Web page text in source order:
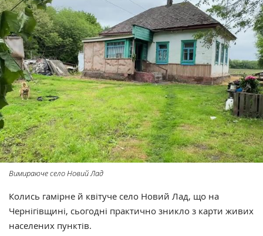
Вимираюче село Новий Лад
Колись гамірне й квітуче село Новий Лад, що на
Чернігівщині, сьогодні практично зникло з карти живих
населених пунктів.